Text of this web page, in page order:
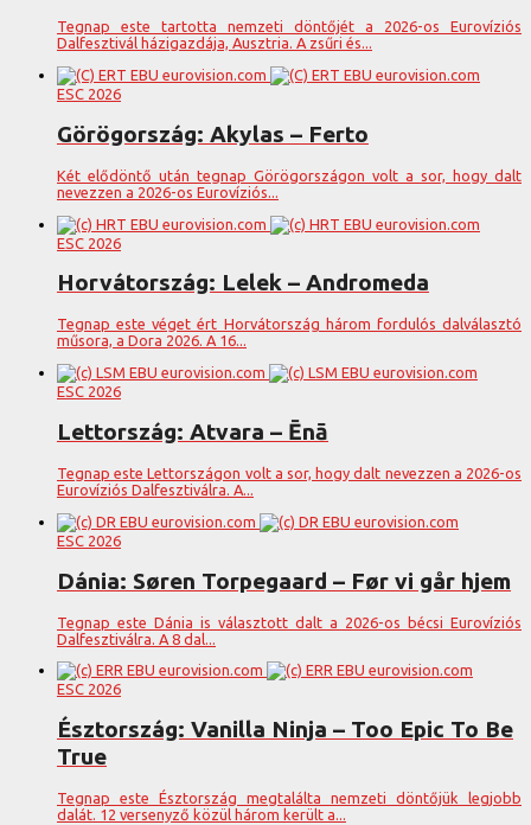
Tegnap este tartotta nemzeti döntőjét a 2026-os Eurovíziós
Dalfesztivál házigazdája, Ausztria. A zsűri és...
ESC 2026
Görögország: Akylas – Ferto
Két elődöntő után tegnap Görögországon volt a sor, hogy dalt
nevezzen a 2026-os Eurovíziós...
ESC 2026
Horvátország: Lelek – Andromeda
Tegnap este véget ért Horvátország három fordulós dalválasztó
műsora, a Dora 2026. A 16...
ESC 2026
Lettország: Atvara – Ēnā
Tegnap este Lettországon volt a sor, hogy dalt nevezzen a 2026-os
Eurovíziós Dalfesztiválra. A...
ESC 2026
Dánia: Søren Torpegaard – Før vi går hjem
Tegnap este Dánia is választott dalt a 2026-os bécsi Eurovíziós
Dalfesztiválra. A 8 dal...
ESC 2026
Észtország: Vanilla Ninja – Too Epic To Be
True
Tegnap este Észtország megtalálta nemzeti döntőjük legjobb
dalát. 12 versenyző közül három került a...